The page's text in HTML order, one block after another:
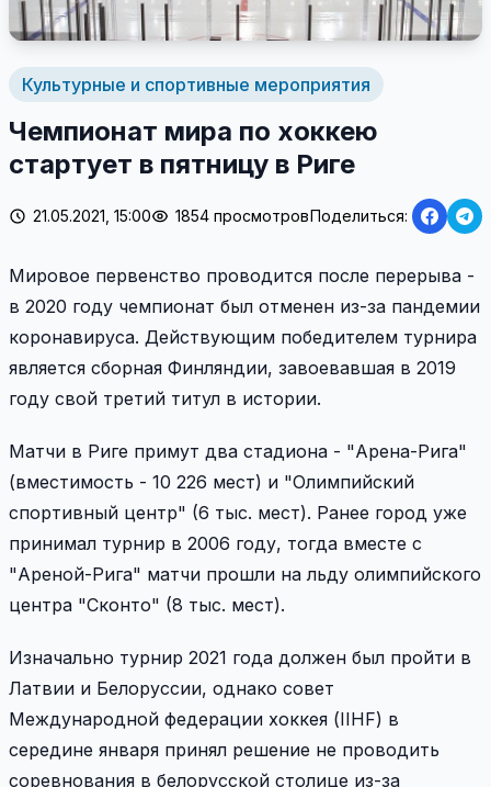
Культурные и спортивные мероприятия
Чемпионат мира по хоккею
стартует в пятницу в Риге
21.05.2021, 15:00 1854 просмотровПоделиться:
Мировое первенство проводится после перерыва -
в 2020 году чемпионат был отменен из-за пандемии
коронавируса. Действующим победителем турнира
является сборная Финляндии, завоевавшая в 2019
году свой третий титул в истории.
Матчи в Риге примут два стадиона - "Арена-Рига"
(вместимость - 10 226 мест) и "Олимпийский
спортивный центр" (6 тыс. мест). Ранее город уже
принимал турнир в 2006 году, тогда вместе с
"Ареной-Рига" матчи прошли на льду олимпийского
центра "Сконто" (8 тыс. мест).
Изначально турнир 2021 года должен был пройти в
Латвии и Белоруссии, однако совет
Международной федерации хоккея (IIHF) в
середине января принял решение не проводить
соревнования в белорусской столице из-за